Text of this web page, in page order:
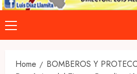
Primary
Menu
Home
BOMBEROS Y